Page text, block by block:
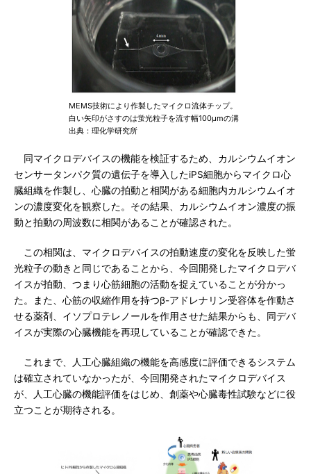
MEMS技術により作製したマイクロ流体チップ。
白い矢印がさすのは蛍光粒子を流す幅100μmの溝
出典：理化学研究所
同マイクロデバイスの機能を検証するため、カルシウムイオン
センサータンパク質の遺伝子を導入したiPS細胞からマイクロ心
臓組織を作製し、心臓の拍動と相関がある細胞内カルシウムイオ
ンの濃度変化を観察した。その結果、カルシウムイオン濃度の振
動と拍動の周波数に相関があることが確認された。
この相関は、マイクロデバイスの拍動速度の変化を反映した蛍
光粒子の動きと同じであることから、今回開発したマイクロデバ
イスが拍動、つまり心筋細胞の活動を捉えていることが分かっ
た。また、心筋の収縮作用を持つβ-アドレナリン受容体を作動さ
せる薬剤、イソプロテレノールを作用させた結果からも、同デバ
イスが実際の心臓機能を再現していることが確認できた。
これまで、人工心臓組織の機能を高感度に評価できるシステム
は確立されていなかったが、今回開発されたマイクロデバイス
が、人工心臓の機能評価をはじめ、創薬や心臓毒性試験などに役
立つことが期待される。